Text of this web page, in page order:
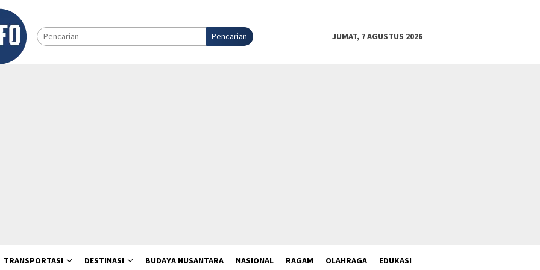
Pencarian JUMAT, 7 AGUSTUS 2026
TRANSPORTASI DESTINASI BUDAYA NUSANTARA NASIONAL RAGAM OLAHRAGA EDUKASI